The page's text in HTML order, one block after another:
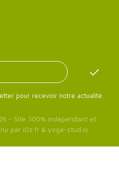
pour recevoir notre actualité.
- Site 100% indépendant et
par iOz.fr & yoga-stud.io